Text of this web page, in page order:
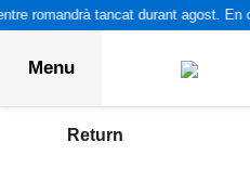
romandrà tancat durant agost. En
Menu
Return